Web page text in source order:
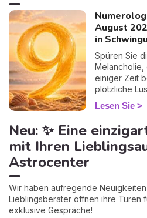
August
in
Spüren Sie
Melancholie,
einiger Zeit
plötzliche
Schränken
aber auch in
nicht vor der
nostalgisch!
Erklärung,
der 9, der
Lesen Sie
Neu: ✨ Eine
mit Ihren
Astrocenter
Wir haben aufregende Neuigkeiten
Lieblingsberater öffnen ihre Türen
exklusive Gespräche!